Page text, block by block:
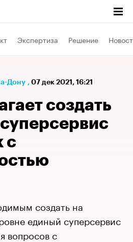
Экспертиза Решение
Дону , 07 дек 2021, 16:21
создать
с
создать на
единый суперсервис
вопросов с